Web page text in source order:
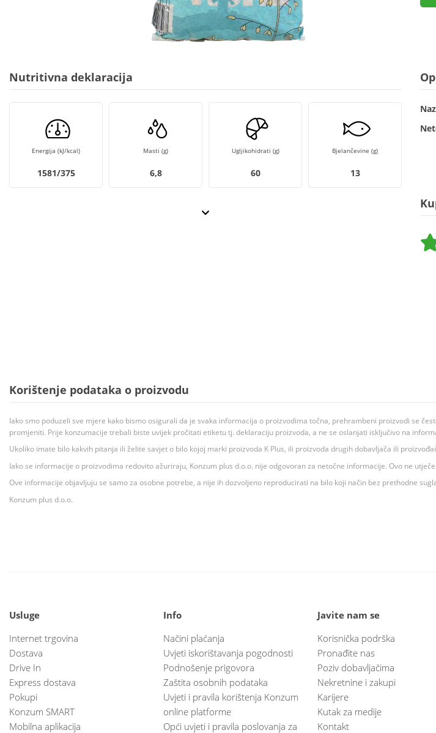
Nutritivna deklaracija
Energija (kJ/kcal)
1581/375
Masti (g)
6,8
Ugljikohidrati (g)
60
Bjelančevine (g)
13
Korištenje podataka o proizvodu
Iako smo poduzeli sve mjere kako bismo osigurali da je svaka informacija o proizvodima točna, prehrambeni proizvodi se
promjeniti. Prije konzumacije trebali biste uvijek pročitati etiketu tj. deklaraciju proizvoda, a ne se oslanjati isključivo na
Ukoliko imate bilo kakvih pitanja ili želite savjet o bilo kojoj marki proizvoda K Plus, ili proizvoda drugih dobavljača ili
Iako se informacije o proizvodima redovito ažuriraju, Konzum plus d.o.o. nije odgovoran za netočne informacije. Ovo ne
Ove informacije objavljuju se samo za osobne potrebe, a nije ih dozvoljeno reproducirati na bilo koji način bez prethodne
Konzum plus d.o.o.
Usluge
Internet trgovina
Dostava
Drive In
Express dostava
Pokupi
Konzum SMART
Mobilna aplikacija
Info
Načini plaćanja
Uvjeti iskorištavanja pogodnosti
Podnošenje prigovora
Zaštita osobnih podataka
Uvjeti i pravila korištenja Konzum
online platforme
Opći uvjeti i pravila poslovanja za
Javite nam se
Korisnička podrška
Pronađite nas
Poziv dobavljačima
Nekretnine i zakupi
Karijere
Kutak za medije
Kontakt